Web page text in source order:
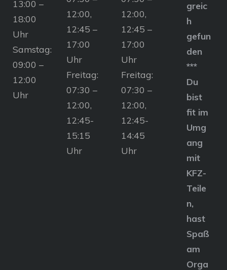
13:00 –
18:00
Uhr
Samstag:
09:00 –
12:00
Uhr
12:00,
12:45 –
17:00
Uhr
Freitag:
07:30 –
12:00,
12:45-
15:15
Uhr
12:00,
12:45 –
17:00
Uhr
Freitag:
07:30 –
12:00,
12:45-
14:45
Uhr
greic
h
gefun
den
***
Du
bist
fit im
Umg
ang
mit
KFZ-
Teile
n,
hast
Spaß
am
Orga